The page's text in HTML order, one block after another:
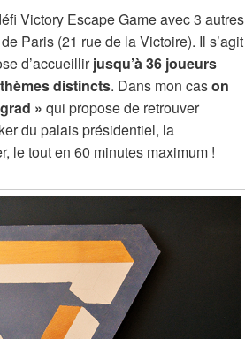
Victory Escape Game avec 3 autres
Paris (21 rue de la Victoire). Il s’agit
d’accueillirjusqu’à 36 joueurs
distincts. Dans mon cason
» qui propose de retrouver
du palais présidentiel, la
le tout en 60 minutes maximum !